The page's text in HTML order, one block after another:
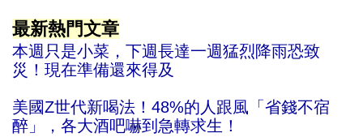
最新熱門文章
本週只是小菜，下週長達一週猛烈降雨恐致
災！現在準備還來得及
美國Z世代新喝法！48%的人跟風「省錢不宿
醉」，各大酒吧嚇到急轉求生！